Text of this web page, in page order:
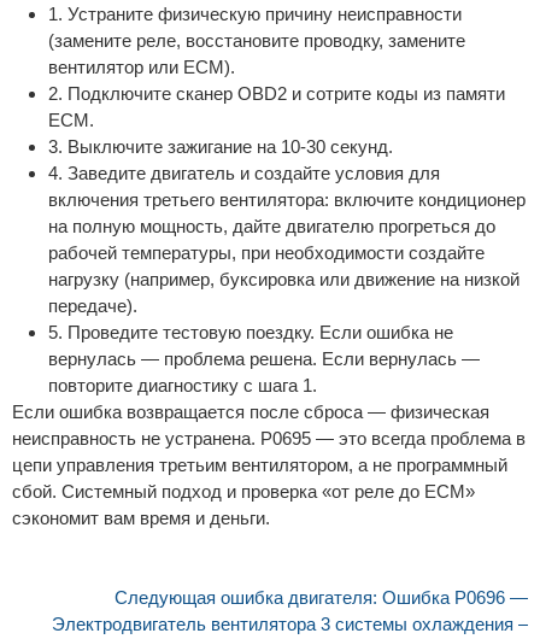
1. Устраните физическую причину неисправности
(замените реле, восстановите проводку, замените
вентилятор или ECM).
2. Подключите сканер OBD2 и сотрите коды из памяти
ECM.
3. Выключите зажигание на 10-30 секунд.
4. Заведите двигатель и создайте условия для
включения третьего вентилятора: включите кондиционер
на полную мощность, дайте двигателю прогреться до
рабочей температуры, при необходимости создайте
нагрузку (например, буксировка или движение на низкой
передаче).
5. Проведите тестовую поездку. Если ошибка не
вернулась — проблема решена. Если вернулась —
повторите диагностику с шага 1.
Если ошибка возвращается после сброса — физическая
неисправность не устранена. P0695 — это всегда проблема в
цепи управления третьим вентилятором, а не программный
сбой. Системный подход и проверка «от реле до ECM»
сэкономит вам время и деньги.
Следующая ошибка двигателя: Ошибка P0696 —
Электродвигатель вентилятора 3 системы охлаждения –